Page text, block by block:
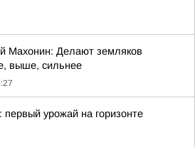
Махонин: Делают земляков
выше, сильнее
первый урожай на горизонте